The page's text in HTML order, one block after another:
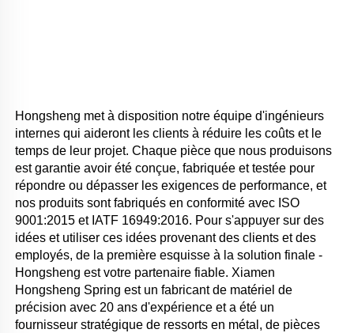
Hongsheng met à disposition notre équipe d'ingénieurs
internes qui aideront les clients à réduire les coûts et le
temps de leur projet. Chaque pièce que nous produisons
est garantie avoir été conçue, fabriquée et testée pour
répondre ou dépasser les exigences de performance, et
nos produits sont fabriqués en conformité avec ISO
9001:2015 et IATF 16949:2016. Pour s'appuyer sur des
idées et utiliser ces idées provenant des clients et des
employés, de la première esquisse à la solution finale -
Hongsheng est votre partenaire fiable. Xiamen
Hongsheng Spring est un fabricant de matériel de
précision avec 20 ans d'expérience et a été un
fournisseur stratégique de ressorts en métal, de pièces